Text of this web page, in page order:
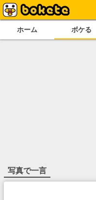
ホーム ボケる
写真で一言